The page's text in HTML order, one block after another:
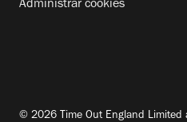
Administrar cookies
© 2026 Time Out England Limited